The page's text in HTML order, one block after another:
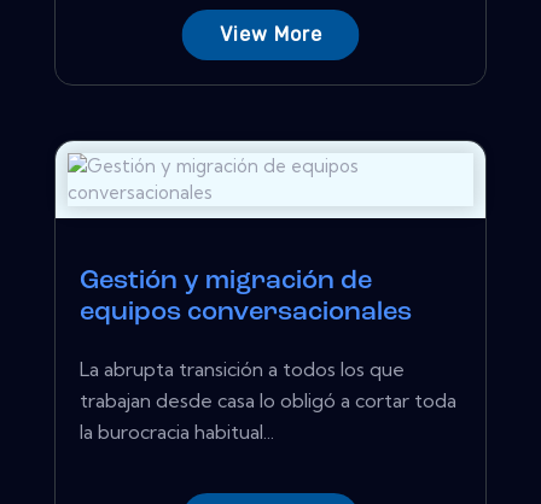
View More
Gestión y migración de
equipos conversacionales
La abrupta transición a todos los que
trabajan desde casa lo obligó a cortar toda
la burocracia habitual...